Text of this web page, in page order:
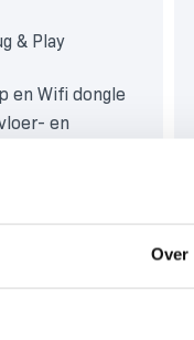
Over
& Play
en Wifi dongle
en